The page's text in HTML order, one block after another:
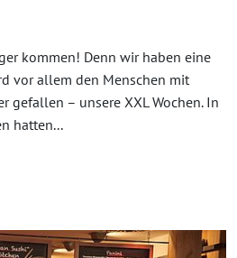
kommen! Denn wir haben eine
vor allem den Menschen mit
gefallen – unsere XXL Wochen. In
hatten...